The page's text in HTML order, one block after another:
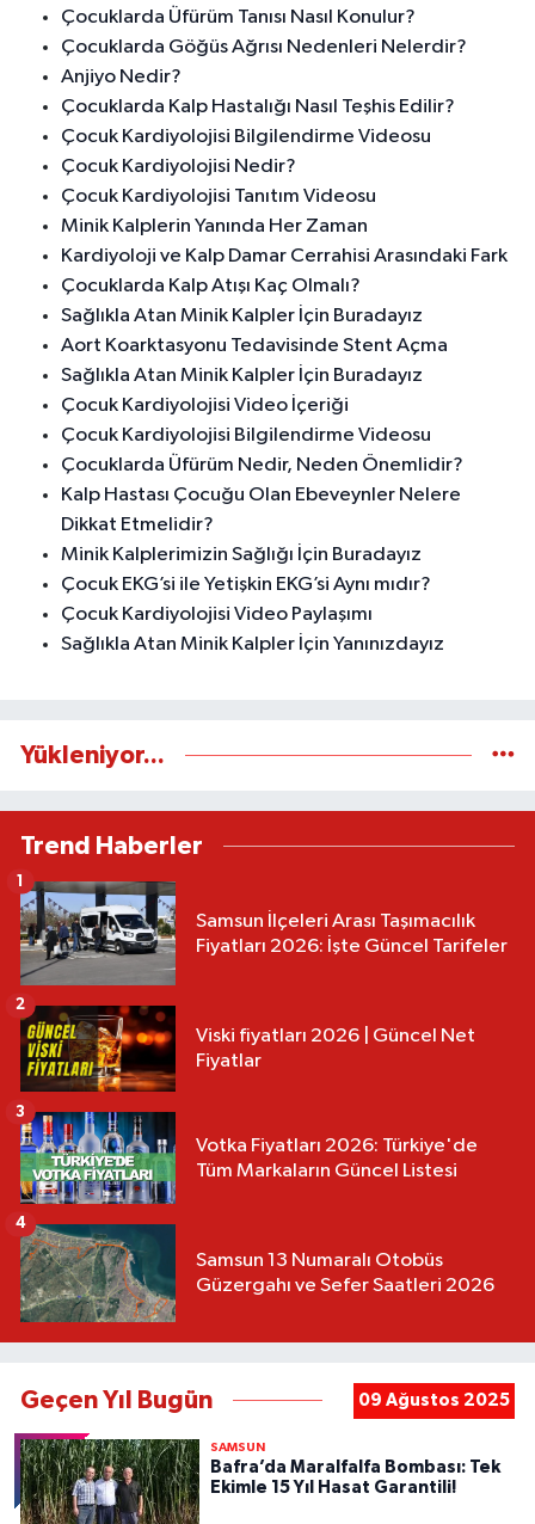
Çocuklarda Üfürüm Tanısı Nasıl Konulur?
Çocuklarda Göğüs Ağrısı Nedenleri Nelerdir?
Anjiyo Nedir?
Çocuklarda Kalp Hastalığı Nasıl Teşhis Edilir?
Çocuk Kardiyolojisi Bilgilendirme Videosu
Çocuk Kardiyolojisi Nedir?
Çocuk Kardiyolojisi Tanıtım Videosu
Minik Kalplerin Yanında Her Zaman
Kardiyoloji ve Kalp Damar Cerrahisi Arasındaki Fark
Çocuklarda Kalp Atışı Kaç Olmalı?
Sağlıkla Atan Minik Kalpler İçin Buradayız
Aort Koarktasyonu Tedavisinde Stent Açma
Sağlıkla Atan Minik Kalpler İçin Buradayız
Çocuk Kardiyolojisi Video İçeriği
Çocuk Kardiyolojisi Bilgilendirme Videosu
Çocuklarda Üfürüm Nedir, Neden Önemlidir?
Kalp Hastası Çocuğu Olan Ebeveynler Nelere
Dikkat Etmelidir?
Minik Kalplerimizin Sağlığı İçin Buradayız
Çocuk EKG’si ile Yetişkin EKG’si Aynı mıdır?
Çocuk Kardiyolojisi Video Paylaşımı
Sağlıkla Atan Minik Kalpler İçin Yanınızdayız
Yükleniyor...
Trend Haberler
Samsun İlçeleri Arası Taşımacılık
Fiyatları 2026: İşte Güncel Tarifeler
1
Viski fiyatları 2026 | Güncel Net
Fiyatlar
2
Votka Fiyatları 2026: Türkiye'de
Tüm Markaların Güncel Listesi
3
Samsun 13 Numaralı Otobüs
Güzergahı ve Sefer Saatleri 2026
4
Geçen Yıl Bugün 09 Ağustos 2025
SAMSUN
Bafra’da Maralfalfa Bombası: Tek
Ekimle 15 Yıl Hasat Garantili!